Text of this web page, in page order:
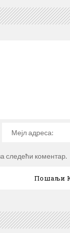
следећи коментар.